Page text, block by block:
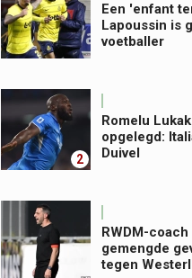
Een 'enfant
Lapoussin is
voetballer
2
Romelu
opgelegd:
Duivel
RWDM-
gemengde
tegen